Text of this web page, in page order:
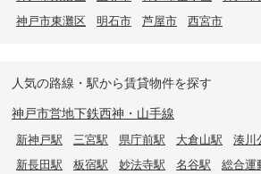
神戸市東灘区
明石市 芦屋市 西宮市
人気の路線・駅から賃貸物件を探す
神戸市営地下鉄西神・山手線
新神戸駅 三宮駅 県庁前駅 大倉山駅 湊川
新長田駅
板宿駅 妙法寺駅 名谷駅 総合運